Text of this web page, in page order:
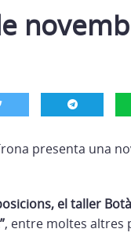
presenta una
el taller
, entre moltes altres